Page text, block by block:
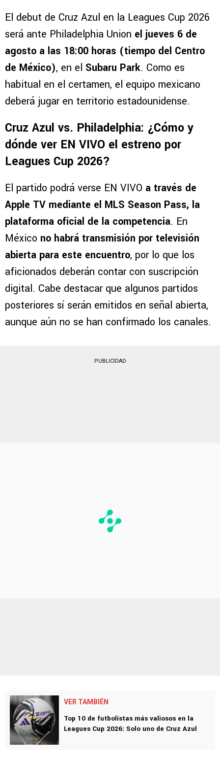
El debut de Cruz Azul en la Leagues Cup 2026
será ante Philadelphia Union el jueves 6 de
agosto a las 18:00 horas (tiempo del Centro
de México), en el Subaru Park. Como es
habitual en el certamen, el equipo mexicano
deberá jugar en territorio estadounidense.
Cruz Azul vs. Philadelphia: ¿Cómo y
dónde ver EN VIVO el estreno por
Leagues Cup 2026?
El partido podrá verse EN VIVO a través de
Apple TV mediante el MLS Season Pass, la
plataforma oficial de la competencia. En
México no habrá transmisión por televisión
abierta para este encuentro, por lo que los
aficionados deberán contar con suscripción
digital. Cabe destacar que algunos partidos
posteriores sí serán emitidos en señal abierta,
aunque aún no se han confirmado los canales.
PUBLICIDAD
VER TAMBIÉN
Top 10 de futbolistas más valiosos en la
Leagues Cup 2026: Solo uno de Cruz Azul